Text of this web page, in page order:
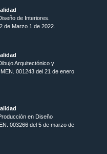
de Interiores.
de Marzo 1 de 2022.
Arquitectónico y
001243 del 21 de enero
en Diseño
003266 del 5 de marzo de